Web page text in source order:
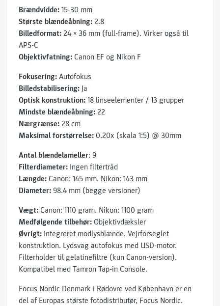
Brændvidde: 15-30 mm
Største blændeåbning: 2.8
Billedformat: 24 × 36 mm (full-frame). Virker også til
APS-C
Objektivfatning: Canon EF og Nikon F
Fokusering: Autofokus
Billedstabilisering: Ja
Optisk konstruktion: 18 linseelementer / 13 grupper
Mindste blændeåbning: 22
Nærgrænse: 28 cm
Maksimal forstørrelse: 0.20x (skala 1:5) @ 30mm
Antal blændelameller: 9
Filterdiameter: Ingen filtertråd
Længde: Canon: 145 mm. Nikon: 143 mm
Diameter: 98.4 mm (begge versioner)
Vægt: Canon: 1110 gram. Nikon: 1100 gram
Medfølgende tilbehør: Objektivdæksler
Øvrigt: Integreret modlysblænde. Vejrforseglet
konstruktion. Lydsvag autofokus med USD-motor.
Filterholder til gelatinefiltre (kun Canon-version).
Kompatibel med Tamron Tap-in Console.
Focus Nordic Denmark i Rødovre ved København er en
del af Europas største fotodistributør, Focus Nordic.